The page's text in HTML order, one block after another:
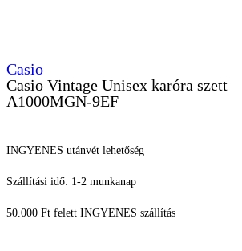
Casio
Casio Vintage Unisex karóra szett
A1000MGN-9EF
INGYENES utánvét lehetőség
Szállítási idő: 1-2 munkanap
50.000 Ft felett INGYENES szállítás